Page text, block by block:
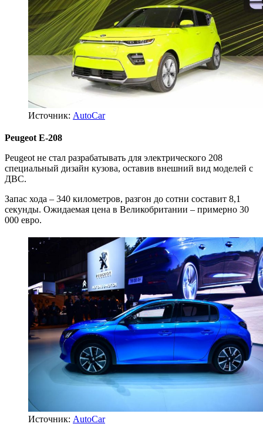
Источник: AutoCar
Peugeot E-208
Peugeot не стал разрабатывать для электрического 208
специальный дизайн кузова, оставив внешний вид моделей с
ДВС.
Запас хода – 340 километров, разгон до сотни составит 8,1
секунды. Ожидаемая цена в Великобритании – примерно 30
000 евро.
Источник: AutoCar